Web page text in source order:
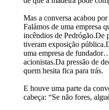
Mas a conversa acabou
Falámos de uma empresa
incêndios de Pedrógão.De
tiveram exposição
uma empresa de
acionistas.Da pressão de
quem hesita fica para trás.
E houve uma parte da
cabeça: “Se não fores,